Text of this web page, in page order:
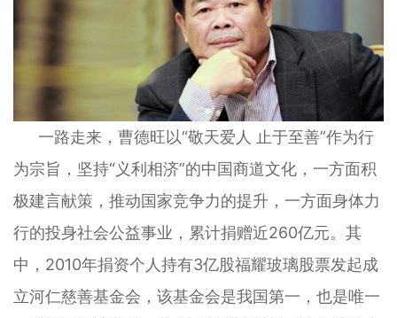
一路走来，曹德旺以“敬天爱人 止于至善”作为行
为宗旨，坚持“义利相济”的中国商道文化，一方面积
极建言献策，推动国家竞争力的提升，一方面身体力
行的投身社会公益事业，累计捐赠近260亿元。其
中，2010年捐资个人持有3亿股福耀玻璃股票发起成
立河仁慈善基金会，该基金会是我国第一，也是唯一